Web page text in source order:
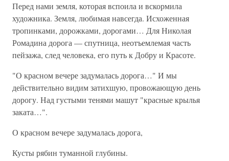
Перед нами земля, которая вспоила и вскормила
художника. Земля, любимая навсегда. Исхоженная
тропинками, дорожками, дорогами… Для Николая
Ромадина дорога — спутница, неотъемлемая часть
пейзажа, след человека, его путь к Добру и Красоте.
"О красном вечере задумалась дорога…" И мы
действительно видим затихшую, провожающую день
дорогу. Над густыми тенями машут "красные крылья
заката…".
О красном вечере задумалась дорога,
Кусты рябин туманной глубины.